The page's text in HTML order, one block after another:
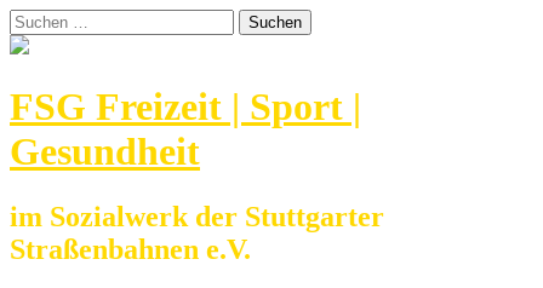
Zum
Inhalt
Suchen
nach:
FSG Freizeit | Sport |
Gesundheit
im Sozialwerk der Stuttgarter
Straßenbahnen e.V.